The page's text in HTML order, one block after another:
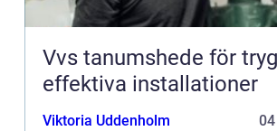
Vvs tanumshede för
effektiva installationer
Viktoria Uddenholm